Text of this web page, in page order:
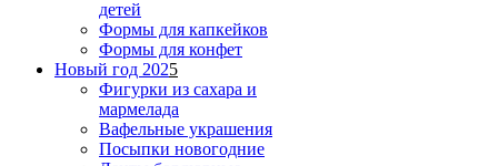
детей
Формы для капкейков
Формы для конфет
Новый год 2025
Фигурки из сахара и
мармелада
Вафельные украшения
Посыпки новогодние